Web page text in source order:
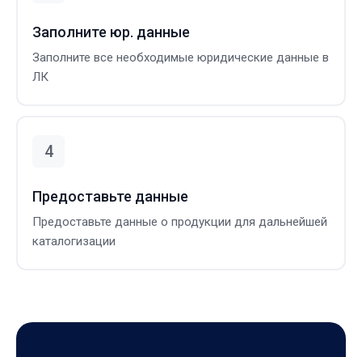
Заполните юр. данные
Заполните все необходимые юридические данные в
ЛК
Предоставьте данные
Предоставьте данные о продукции для дальнейшей
каталогизации